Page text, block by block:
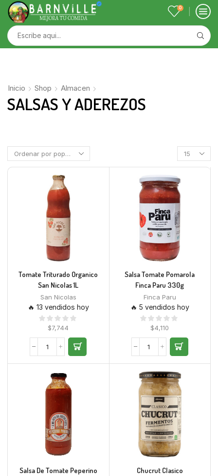
0
Inicio Shop Almacen
SALSAS Y ADEREZOS
Tomate Triturado Organico
San Nicolas 1L
San Nicolas
🔥 13 vendidos hoy
$7,744
Salsa Tomate Pomarola
Finca Paru 330g
Finca Paru
🔥 5 vendidos hoy
$4,110
Salsa De Tomate Peperino
Chucrut Clasico